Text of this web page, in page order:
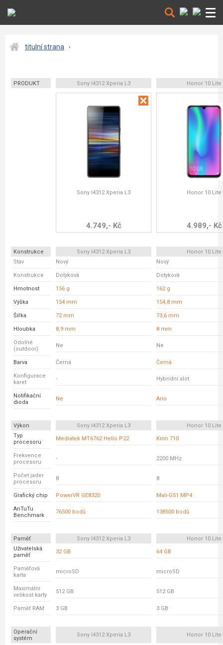
titulní strana
PRODUKT Sony I4312 Xperia L3 Honor 10 Lite
Sony I4312 Xperia L3
4.749,- Kč
Honor 10 Lite
4.989,- Kč
Konstrukce Sony I4312 Xperia L3
Honor 10 Lite
Stav
Nový Nový
Konstrukce Dotyková Dotyková
Hmotnost 156 g 162 g
Výška 154 mm 154,8 mm
Šířka 72 mm 73,6 mm
Hloubka 8,9 mm 8 mm
Odolné
(outdoor)
Ne Ne
Barva Černá Černá
Konfigurace
karet
- Hybridní slot
Notifikační
dioda
Ne Ano
Výkon Sony I4312 Xperia L3
Honor 10 Lite
Typ
procesoru
Mediatek MT6762 Helio P22 Kirin 710
Frekvence
procesoru
- 2200 MHz
Počet jader
procesoru
8 8
Grafický chip PowerVR GE8320 Mali-G51 MP4
AnTuTu
Benchmark
76500 bodů 138500 bodů
Paměť Sony I4312 Xperia L3
Honor 10 Lite
Uživatelská
paměť
32 GB 64 GB
Paměťová
karta
microSD microSD
Maximální
velikost karty
512 GB 512 GB
Paměť RAM 3 GB 3 GB
Operační
systém
Sony I4312 Xperia L3 Honor 10 Lite